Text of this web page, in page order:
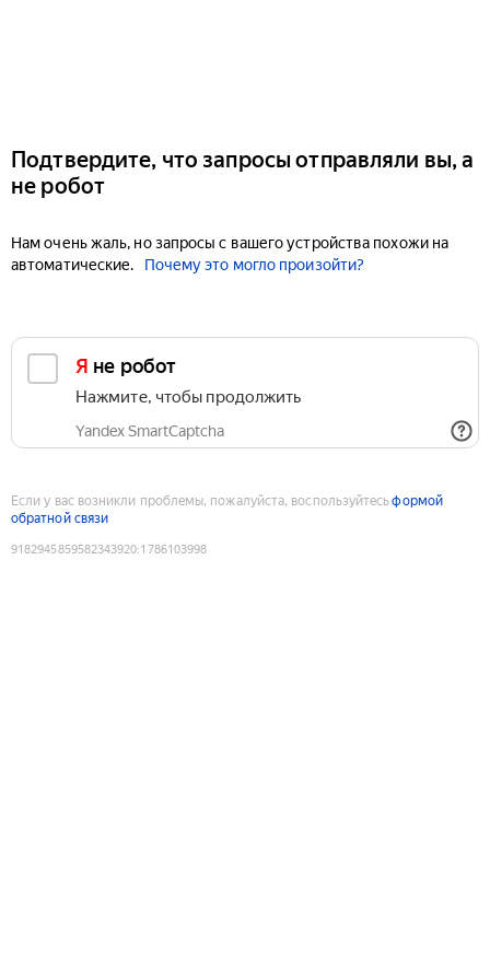
Подтвердите, что запросы отправляли вы, а
не робот
Нам очень жаль, но запросы с вашего устройства похожи на
автоматические.
Почему это могло произойти?
Я не робот
Нажмите, чтобы продолжить
Yandex SmartCaptcha
Если у вас возникли проблемы, пожалуйста, воспользуйтесьформой
обратной связи
9182945859582343920:1786103998